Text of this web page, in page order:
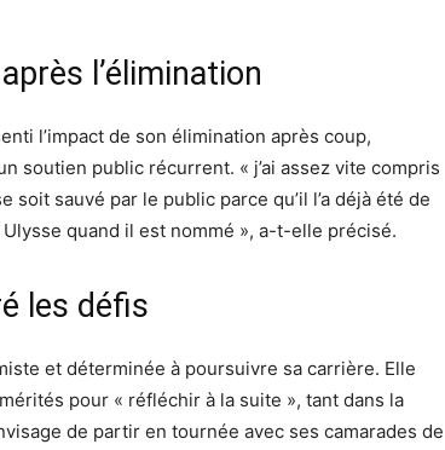
l’élimination
l’impact de son élimination après coup,
soutien public récurrent. « j’ai assez vite compris
soit sauvé par le public parce qu’il l’a déjà été de
quand il est nommé », a-t-elle précisé.
les défis
et déterminée à poursuivre sa carrière. Elle
pour « réfléchir à la suite », tant dans la
de partir en tournée avec ses camarades de